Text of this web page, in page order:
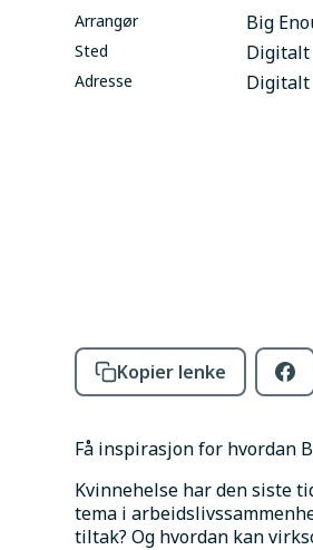
Arrangør Big
Sted Digitalt
Adresse Digitalt
Kopier lenke
Få inspirasjon for hvordan
Kvinnehelse har den siste
tema i
tiltak? Og hvordan kan